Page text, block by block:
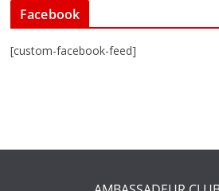
Facebook
[custom-facebook-feed]